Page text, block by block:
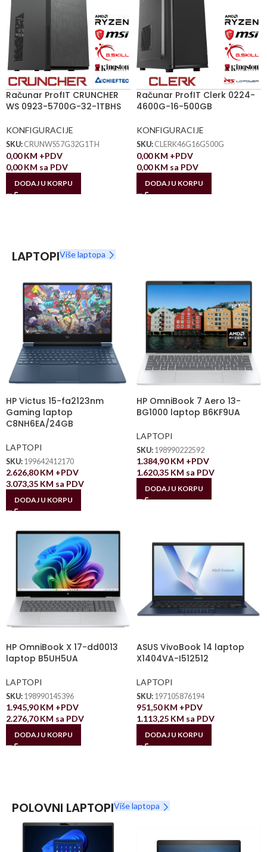
Računar ProfIT CRUNCHER
WS 0923-5700G-32-1TBHS
KONFIGURACIJE
SKU: CRUNWS57G32G1TH
0,00KM +PDV
0,00KM sa PDV
DODAJ U KORPU
Računar ProfIT Clerk 0224-
4600G-16-500GB
KONFIGURACIJE
SKU: CLERK46G16G500G
0,00KM +PDV
0,00KM sa PDV
DODAJ U KORPU
LAPTOPIViše laptopa
HP Victus 15-fa2123nm
Gaming laptop
C8NH6EA/24GB
LAPTOPI
SKU: 199642412170
2.626,80KM +PDV
3.073,35 KM sa PDV
DODAJ U KORPU
HP OmniBook 7 Aero 13-
BG1000 laptop B6KF9UA
LAPTOPI
SKU: 198990222592
1.384,90KM +PDV
1.620,35 KM sa PDV
DODAJ U KORPU
HP OmniBook X 17-dd0013
laptop B5UH5UA
LAPTOPI
SKU: 198990145396
1.945,90KM +PDV
2.276,70KM sa PDV
DODAJ U KORPU
ASUS VivoBook 14 laptop
X1404VA-I512512
LAPTOPI
SKU: 197105876194
951,50KM +PDV
1.113,25 KM sa PDV
DODAJ U KORPU
POLOVNI LAPTOPIViše laptopa